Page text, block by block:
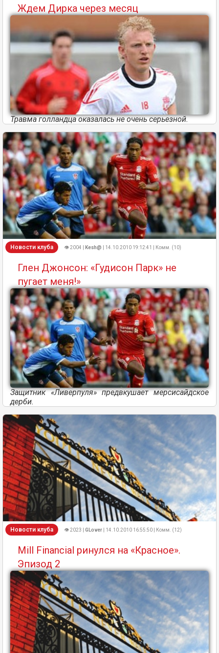
Ждем Дирка через месяц
Травма голландца оказалась не очень серьезной.
Новости клуба 👁 2004 | Kesh@ | 14.10.2010 19:12:41 | Комм. (10)
Глен Джонсон: «Гудисон Парк» не
пугает меня!»
Защитник «Ливерпуля» предвкушает мерсисайдское
дерби.
Новости клуба 👁 2023 | GLover | 14.10.2010 16:55:50 | Комм. (12)
Mill Financial ринулся на «Красное».
Эпизод 2